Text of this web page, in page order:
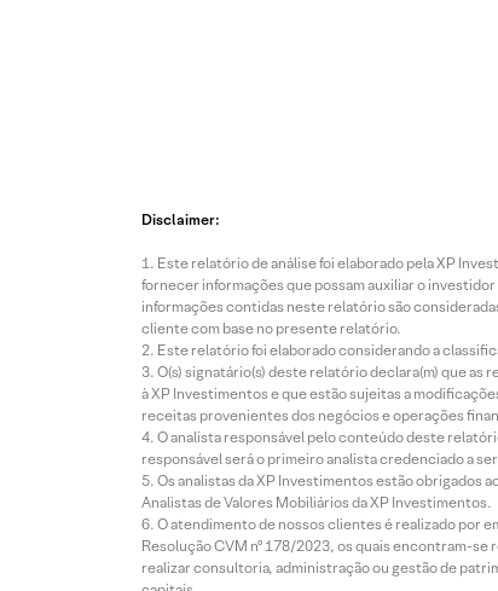
Disclaimer:
Este relatório de análise foi elaborado pela XP
fornecer informações que possam auxiliar o
informações contidas neste relatório são
cliente com base no presente relatório.
Este relatório foi elaborado considerando a
O(s) signatário(s) deste relatório declara(m) que
à XP Investimentos e que estão sujeitas a
receitas provenientes dos negócios e operações
O analista responsável pelo conteúdo deste
responsável será o primeiro analista credenciado a
Os analistas da XP Investimentos estão obrigados
Analistas de Valores Mobiliários da XP Investimentos.
O atendimento de nossos clientes é realizado por
Resolução CVM nº 178/2023, os quais encontram-
realizar consultoria, administração ou gestão de